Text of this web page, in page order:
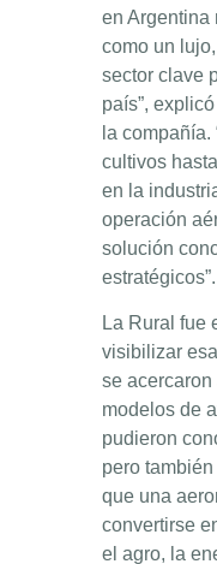
en Argentina
como un
sector clave
país”,
la
cultivos
en la
operación
solución
estratégicos”.
La Rural fue
visibilizar
se
modelos de
pudieron
pero
que una
convertirse
el agro, la